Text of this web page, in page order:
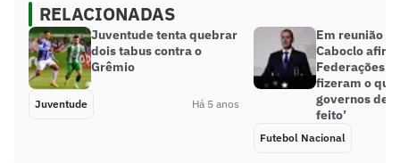
RELACIONADAS
Juventude tenta quebrar
dois tabus contra o
Grêmio
Juventude Há 5 anos
Em reunião
Caboclo
Federações e
fizeram o que
governos
feito’
Futebol Nacional